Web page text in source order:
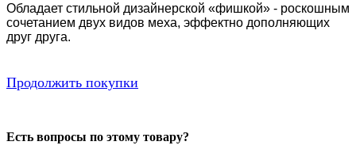
Обладает стильной дизайнерской «фишкой» - роскошным
сочетанием двух видов меха, эффектно дополняющих
друг друга.
Продолжить покупки
Есть вопросы по этому товару?